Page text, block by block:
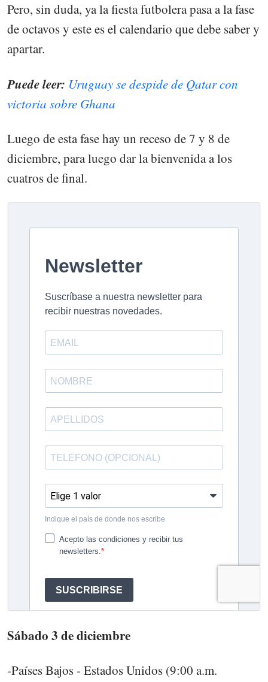
Pero, sin duda, ya la fiesta futbolera pasa a la fase
de octavos y este es el calendario que debe saber y
apartar.
Puede leer: Uruguay se despide de Qatar con
victoria sobre Ghana
Luego de esta fase hay un receso de 7 y 8 de
diciembre, para luego dar la bienvenida a los
cuatros de final.
Sábado 3 de diciembre
-Países Bajos - Estados Unidos (9:00 a.m.